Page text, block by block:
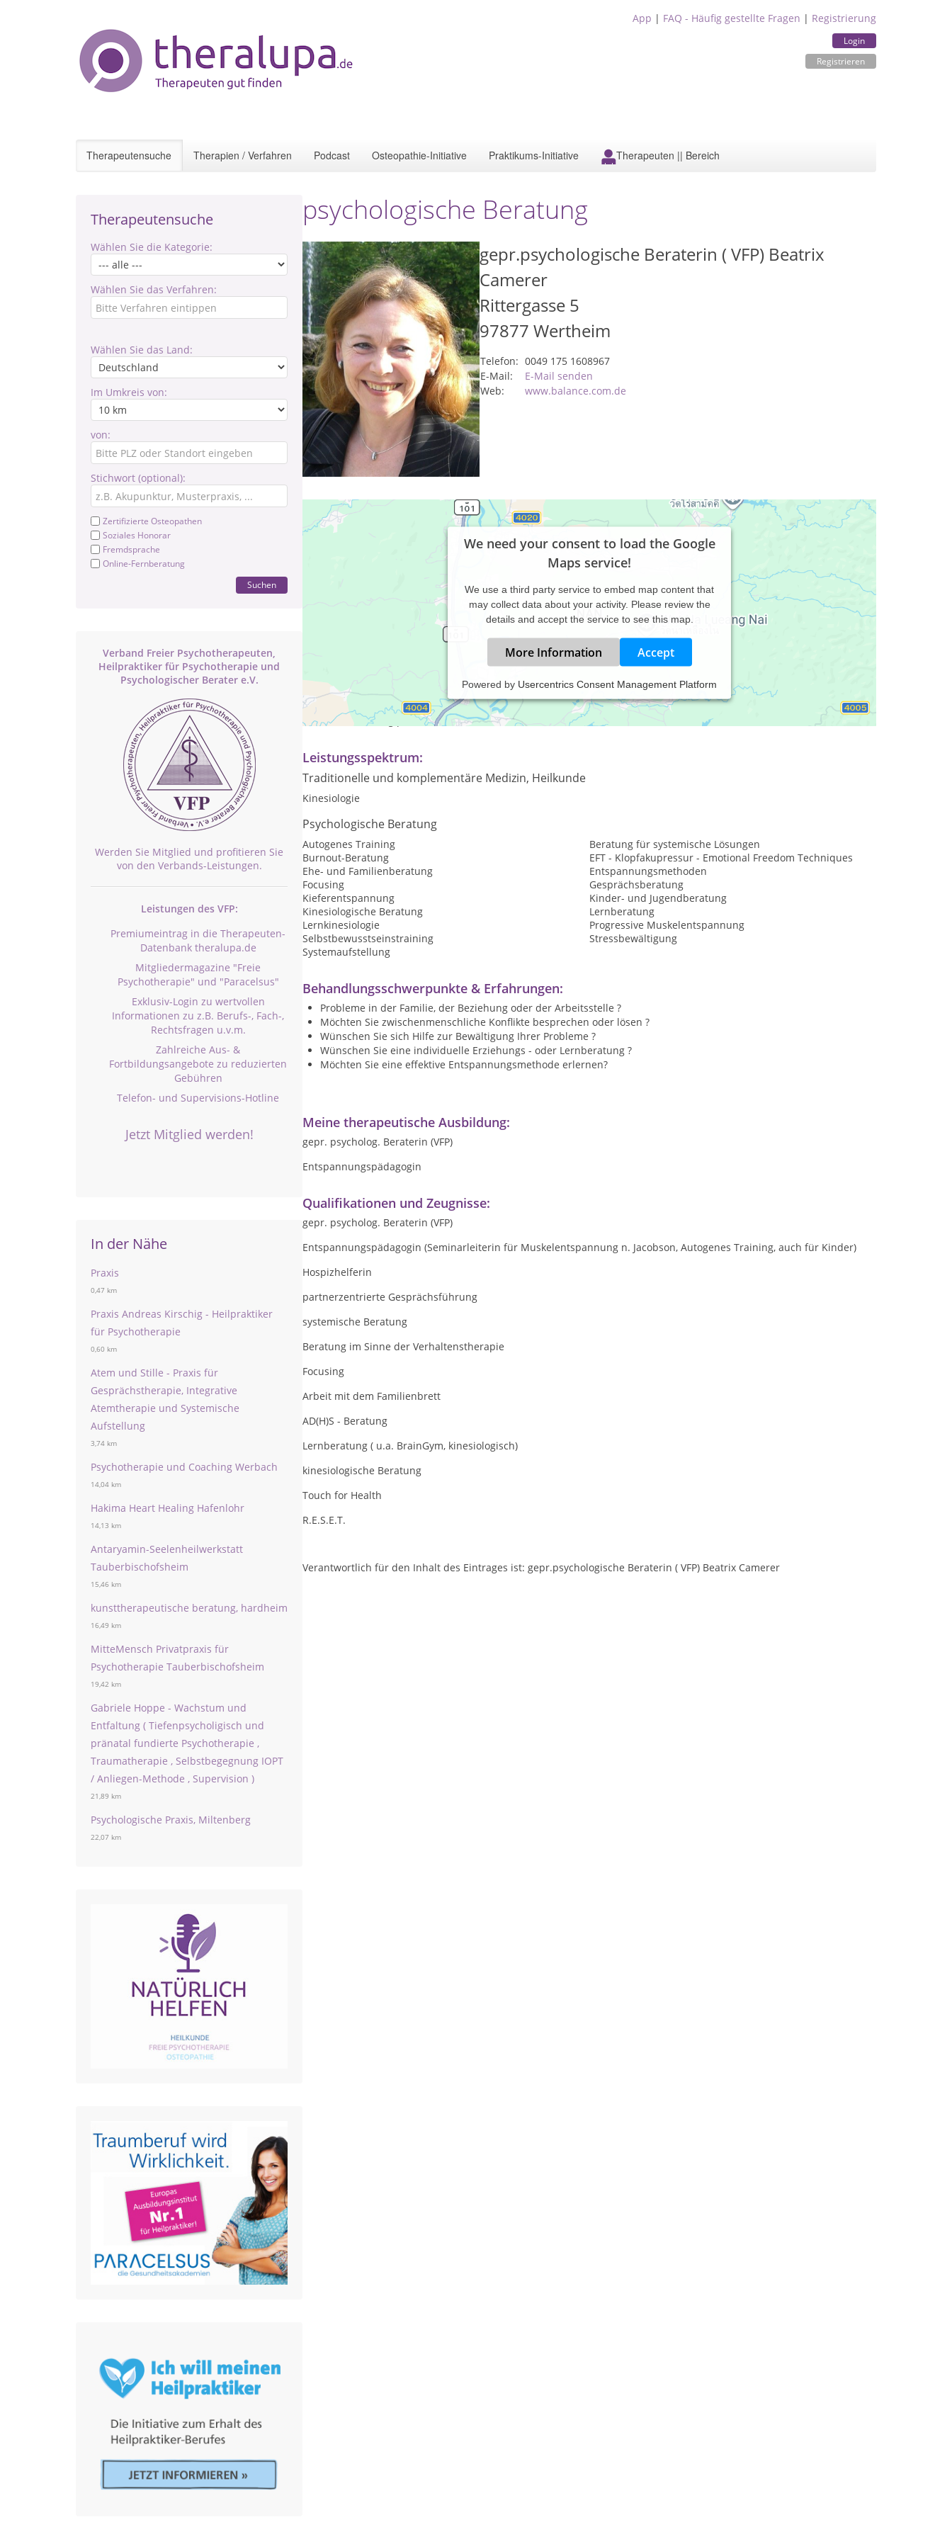
App | FAQ - Häufig gestellte Fragen | Registrierung
Login
Registrieren
Therapeutensuche Therapien / Verfahren Podcast Osteopathie-Initiative Praktikums-Initiative Therapeuten || Bereich
Therapeutensuche
Wählen Sie die Kategorie:
Wählen Sie das Verfahren:
Wählen Sie das Land:
Im Umkreis von:
von:
Stichwort (optional):
Zertifizierte Osteopathen
Soziales Honorar
Fremdsprache
Online-Fernberatung
Suchen
Verband Freier Psychotherapeuten,
Heilpraktiker für Psychotherapie und
Psychologischer Berater e.V.
Werden Sie Mitglied und profitieren Sie
von den Verbands-Leistungen.
Leistungen des VFP:
Premiumeintrag in die Therapeuten-
Datenbank theralupa.de
Mitgliedermagazine "Freie
Psychotherapie" und "Paracelsus"
Exklusiv-Login zu wertvollen
Informationen zu z.B. Berufs-, Fach-,
Rechtsfragen u.v.m.
Zahlreiche Aus- &
Fortbildungsangebote zu reduzierten
Gebühren
Telefon- und Supervisions-Hotline
Jetzt Mitglied werden!
In der Nähe
Praxis
0,47 km
Praxis Andreas Kirschig - Heilpraktiker
für Psychotherapie
0,60 km
Atem und Stille - Praxis für
Gesprächstherapie, Integrative
Atemtherapie und Systemische
Aufstellung
3,74 km
Psychotherapie und Coaching Werbach
14,04 km
Hakima Heart Healing Hafenlohr
14,13 km
Antaryamin-Seelenheilwerkstatt
Tauberbischofsheim
15,46 km
kunsttherapeutische beratung, hardheim
16,49 km
MitteMensch Privatpraxis für
Psychotherapie Tauberbischofsheim
19,42 km
Gabriele Hoppe - Wachstum und
Entfaltung ( Tiefenpsycholigisch und
pränatal fundierte Psychotherapie ,
Traumatherapie , Selbstbegegnung IOPT
/ Anliegen-Methode , Supervision )
21,89 km
Psychologische Praxis, Miltenberg
22,07 km
psychologische Beratung
gepr.psychologische Beraterin ( VFP) Beatrix
Camerer
Rittergasse 5
97877 Wertheim
Telefon: 0049 175 1608967
E-Mail:
E-Mail senden
Web:
www.balance.com.de
We need your consent to load the Google
Maps service!
We use a third party service to embed map content that
may collect data about your activity. Please review the
details and accept the service to see this map.
More Information Accept
Powered by Usercentrics Consent Management Platform
Praxiszeiten:
nach Vereinbarung per Telefon oder e-mail
Leistungsspektrum:
Traditionelle und komplementäre Medizin, Heilkunde
Kinesiologie
Psychologische Beratung
Autogenes Training
Beratung für systemische Lösungen
Burnout-Beratung
EFT - Klopfakupressur - Emotional Freedom Techniques
Ehe- und Familienberatung
Entspannungsmethoden
Focusing
Gesprächsberatung
Kieferentspannung
Kinder- und Jugendberatung
Kinesiologische Beratung
Lernberatung
Lernkinesiologie
Progressive Muskelentspannung
Selbstbewusstseinstraining
Stressbewältigung
Systemaufstellung
Behandlungsschwerpunkte & Erfahrungen:
Probleme in der Familie, der Beziehung oder der Arbeitsstelle ?
Möchten Sie zwischenmenschliche Konflikte besprechen oder lösen ?
Wünschen Sie sich Hilfe zur Bewältigung Ihrer Probleme ?
Wünschen Sie eine individuelle Erziehungs - oder Lernberatung ?
Möchten Sie eine effektive Entspannungsmethode erlernen?
Meine therapeutische Ausbildung:
gepr. psycholog. Beraterin (VFP)
Entspannungspädagogin
Qualifikationen und Zeugnisse:
gepr. psycholog. Beraterin (VFP)
Entspannungspädagogin (Seminarleiterin für Muskelentspannung n. Jacobson, Autogenes Training, auch für Kinder)
Hospizhelferin
partnerzentrierte Gesprächsführung
systemische Beratung
Beratung im Sinne der Verhaltenstherapie
Focusing
Arbeit mit dem Familienbrett
AD(H)S - Beratung
Lernberatung ( u.a. BrainGym, kinesiologisch)
kinesiologische Beratung
Touch for Health
R.E.S.E.T.
Verantwortlich für den Inhalt des Eintrages ist: gepr.psychologische Beraterin ( VFP) Beatrix Camerer